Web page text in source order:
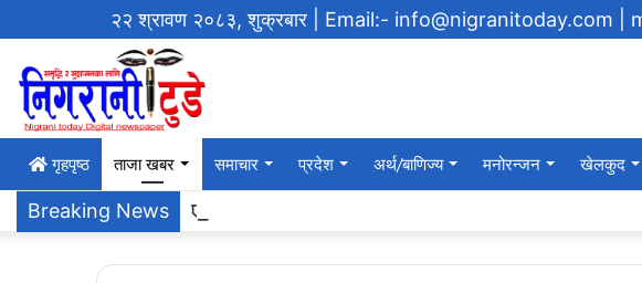
२२ श्रावण २०८३, शुक्रबार | Email:- info@nigranitoday.com |
गृहपृष्‍ठ ताजा खबर समाचार प्रदेश अर्थ/बाणिज्य मनोरन्जन खेलकुद
Breaking News एसएलसी ब्याच २०६१ ले ग¥यो विद्यालयमा अक्षयकोष